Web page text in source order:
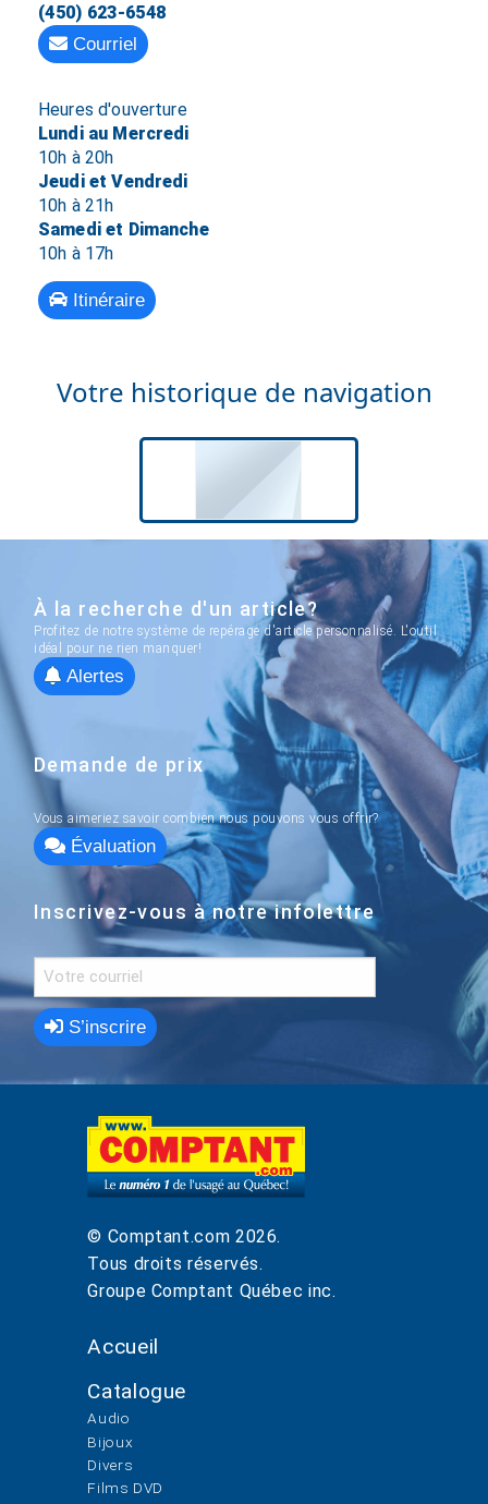
(450) 623-6548
Courriel
Heures d'ouverture
Lundi au Mercredi
10h à 20h
Jeudi et Vendredi
10h à 21h
Samedi et Dimanche
10h à 17h
Itinéraire
Votre historique de navigation
À la recherche d'un article?
Profitez de notre système de repérage d'article personnalisé. L'outil
idéal pour ne rien manquer!
Alertes
Demande de prix
Vous aimeriez savoir combien nous pouvons vous offrir?
Évaluation
Inscrivez-vous à notre infolettre
S’inscrire
© Comptant.com 2026.
Tous droits réservés.
Groupe Comptant Québec inc.
Accueil
Catalogue
Audio
Bijoux
Divers
Films DVD